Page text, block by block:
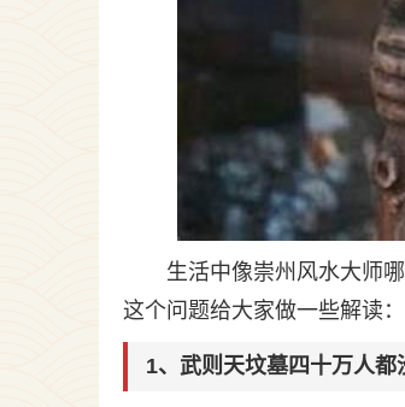
生活中像崇州风水大师
这个问题给大家做一些解读：
1、武则天坟墓四十万人都